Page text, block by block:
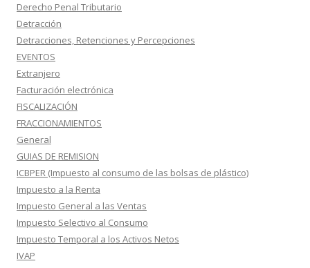
Derecho Penal Tributario
Detracción
Detracciones, Retenciones y Percepciones
EVENTOS
Extranjero
Facturación electrónica
FISCALIZACIÓN
FRACCIONAMIENTOS
General
GUIAS DE REMISION
ICBPER (Impuesto al consumo de las bolsas de plástico)
Impuesto a la Renta
Impuesto General a las Ventas
Impuesto Selectivo al Consumo
Impuesto Temporal a los Activos Netos
IVAP